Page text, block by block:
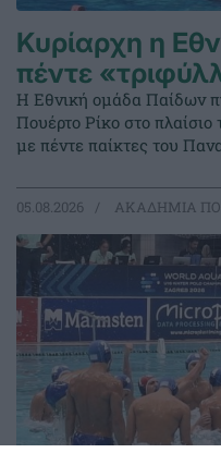
Κυρίαρχη η
πέντε
Η Εθνική ομάδα Παίδων
Πουέρτο Ρίκο στο
με πέντε παίκτες του
05.08.2026 ΑΚΑΔΗΜΙΑ